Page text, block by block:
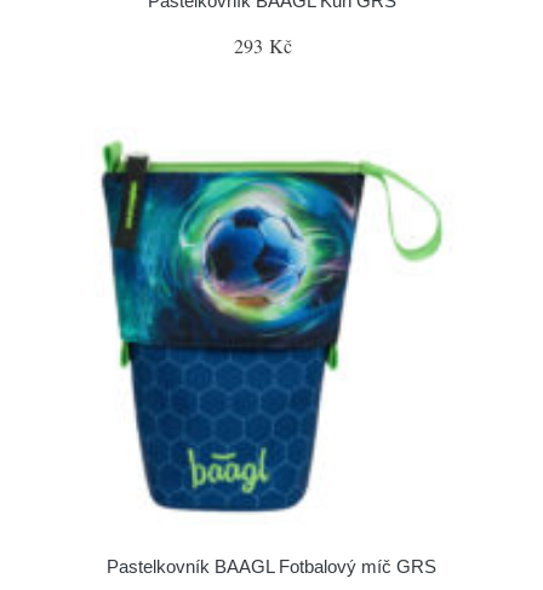
293 Kč
Pastelkovník BAAGL Fotbalový míč GRS